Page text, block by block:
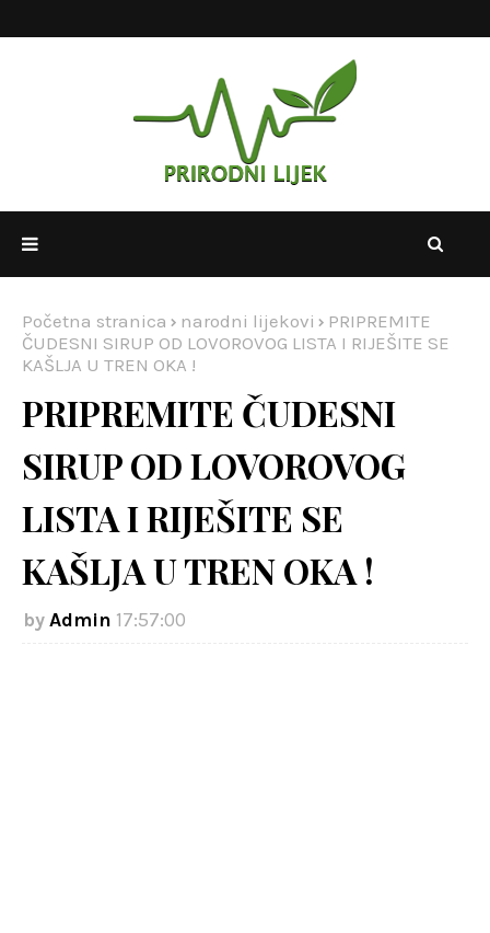
Početna stranica narodni lijekovi
PRIPREMITE
ČUDESNI SIRUP OD LOVOROVOG LISTA I RIJEŠITE SE
KAŠLJA U TREN OKA !
PRIPREMITE ČUDESNI
SIRUP OD LOVOROVOG
LISTA I RIJEŠITE SE
KAŠLJA U TREN OKA !
Admin 17:57:00